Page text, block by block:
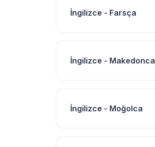
İngilizce - Farsça
İngilizce - Makedonca
İngilizce - Moğolca